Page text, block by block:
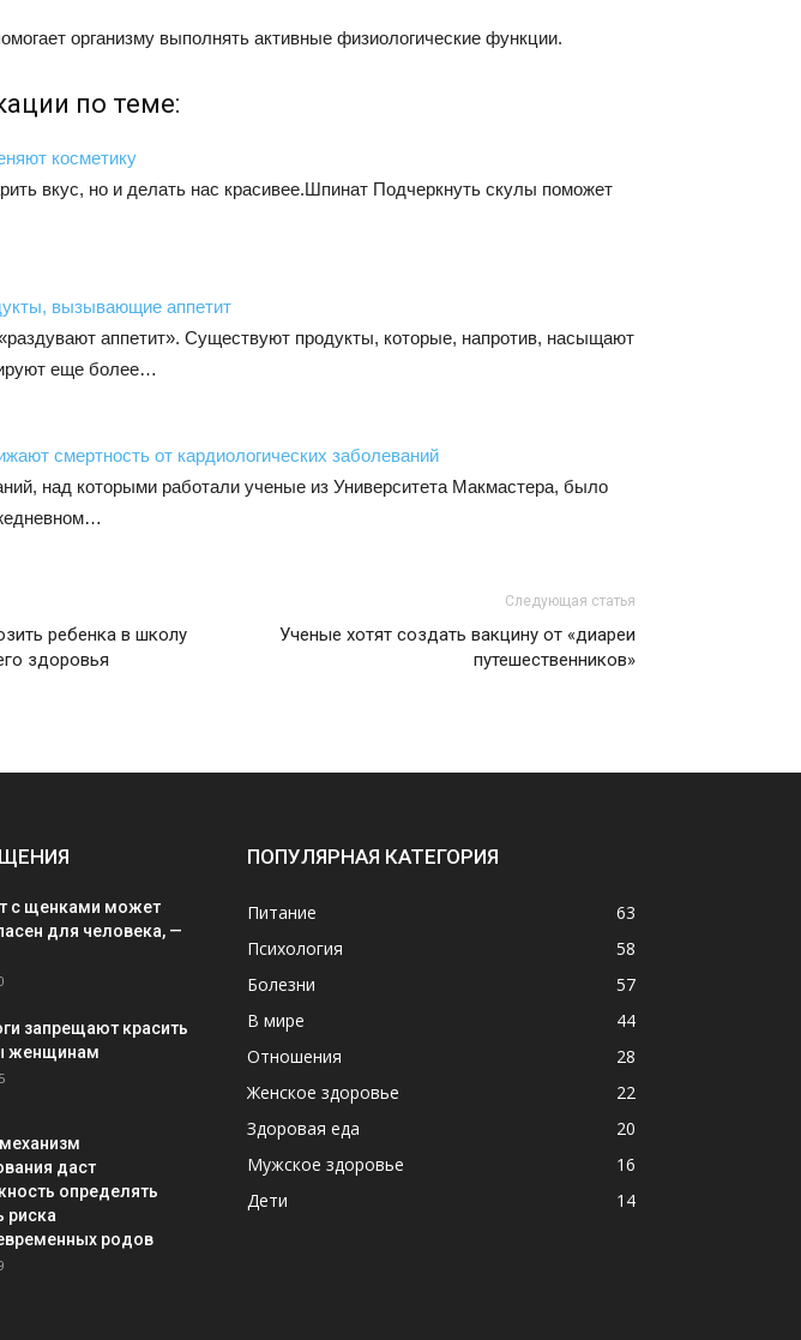
организму выполнять активные физиологические функции.
по теме:
косметику
вкус, но и делать нас красивее.Шпинат Подчеркнуть скулы поможет
вызывающие аппетит
аппетит». Существуют продукты, которые, напротив, насыщают
еще более…
смертность от кардиологических заболеваний
над которыми работали ученые из Университета Макмастера, было
ребенка в школу
здоровья
Следующая статья
Ученые хотят создать вакцину от «диареи
путешественников»
с щенками может
для человека, —
запрещают красить
женщинам
даст
определять
риска
родов
ПОПУЛЯРНАЯ КАТЕГОРИЯ
Питание
63
Психология
58
Болезни
57
В мире
44
Отношения
28
Женское здоровье
22
Здоровая еда
20
Мужское здоровье
16
Дети
14